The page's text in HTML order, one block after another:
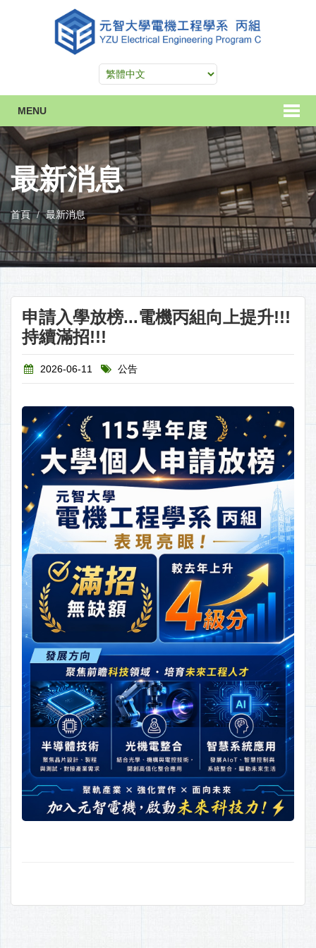
MENU
最新消息
首頁 最新消息
申請入學放榜...電機丙組向上提升!!!
持續滿招!!!
2026-06-11 公告